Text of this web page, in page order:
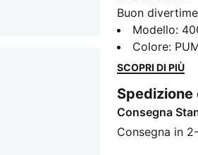
Buon
abbina
SOFTFOAM+
queste
La tomaia
di materiali
Modello:
Colore:
SCOPRI DI PIÙ
Spedizione
Consegna
Consegna in